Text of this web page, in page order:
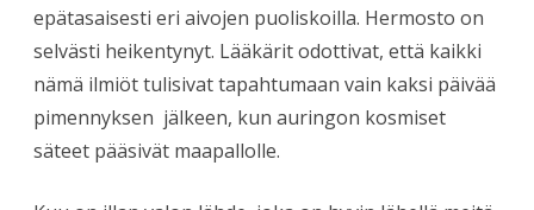
epätasaisesti eri aivojen puoliskoilla. Hermosto on
selvästi heikentynyt. Lääkärit odottivat, että kaikki
nämä ilmiöt tulisivat tapahtumaan vain kaksi päivää
pimennyksen jälkeen, kun auringon kosmiset
säteet pääsivät maapallolle.